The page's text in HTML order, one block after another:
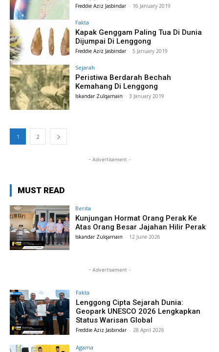
Freddie Aziz Jasbindar - 16 January 2019
Fakta
Kapak Genggam Paling Tua Di Dunia
Dijumpai Di Lenggong
Freddie Aziz Jasbindar - 5 January 2019
Sejarah
Peristiwa Berdarah Bechah
Kemahang Di Lenggong
Iskandar Zulqarnain - 3 January 2019
1 2
- Advertisement -
MUST READ
Berita
Kunjungan Hormat Orang Perak Ke
Atas Orang Besar Jajahan Hilir Perak
Iskandar Zulqarnain - 12 June 2026
- Advertisement -
Fakta
Lenggong Cipta Sejarah Dunia:
Geopark UNESCO 2026 Lengkapkan
Status Warisan Global
Freddie Aziz Jasbindar - 28 April 2026
Agama